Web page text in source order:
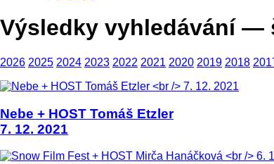
Výsledky vyhledávání —
2026 2025 2024 2023 2022 2021 2020 2019 2018
Nebe + HOST Tomáš Etzler
7. 12. 2021